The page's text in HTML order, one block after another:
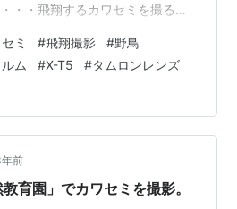
・・飛翔するカワセミを撮るた
くて腕がつかれる、、一脚ぐら
も。朝は6時55分、とにかく暗
付近でもF5.6のタムロン
ンズではシャッタースピード
ミ #飛翔撮影 #野鳥
ム #X-T5 #タムロンレンズ
前
育園」でカワセミを撮影。